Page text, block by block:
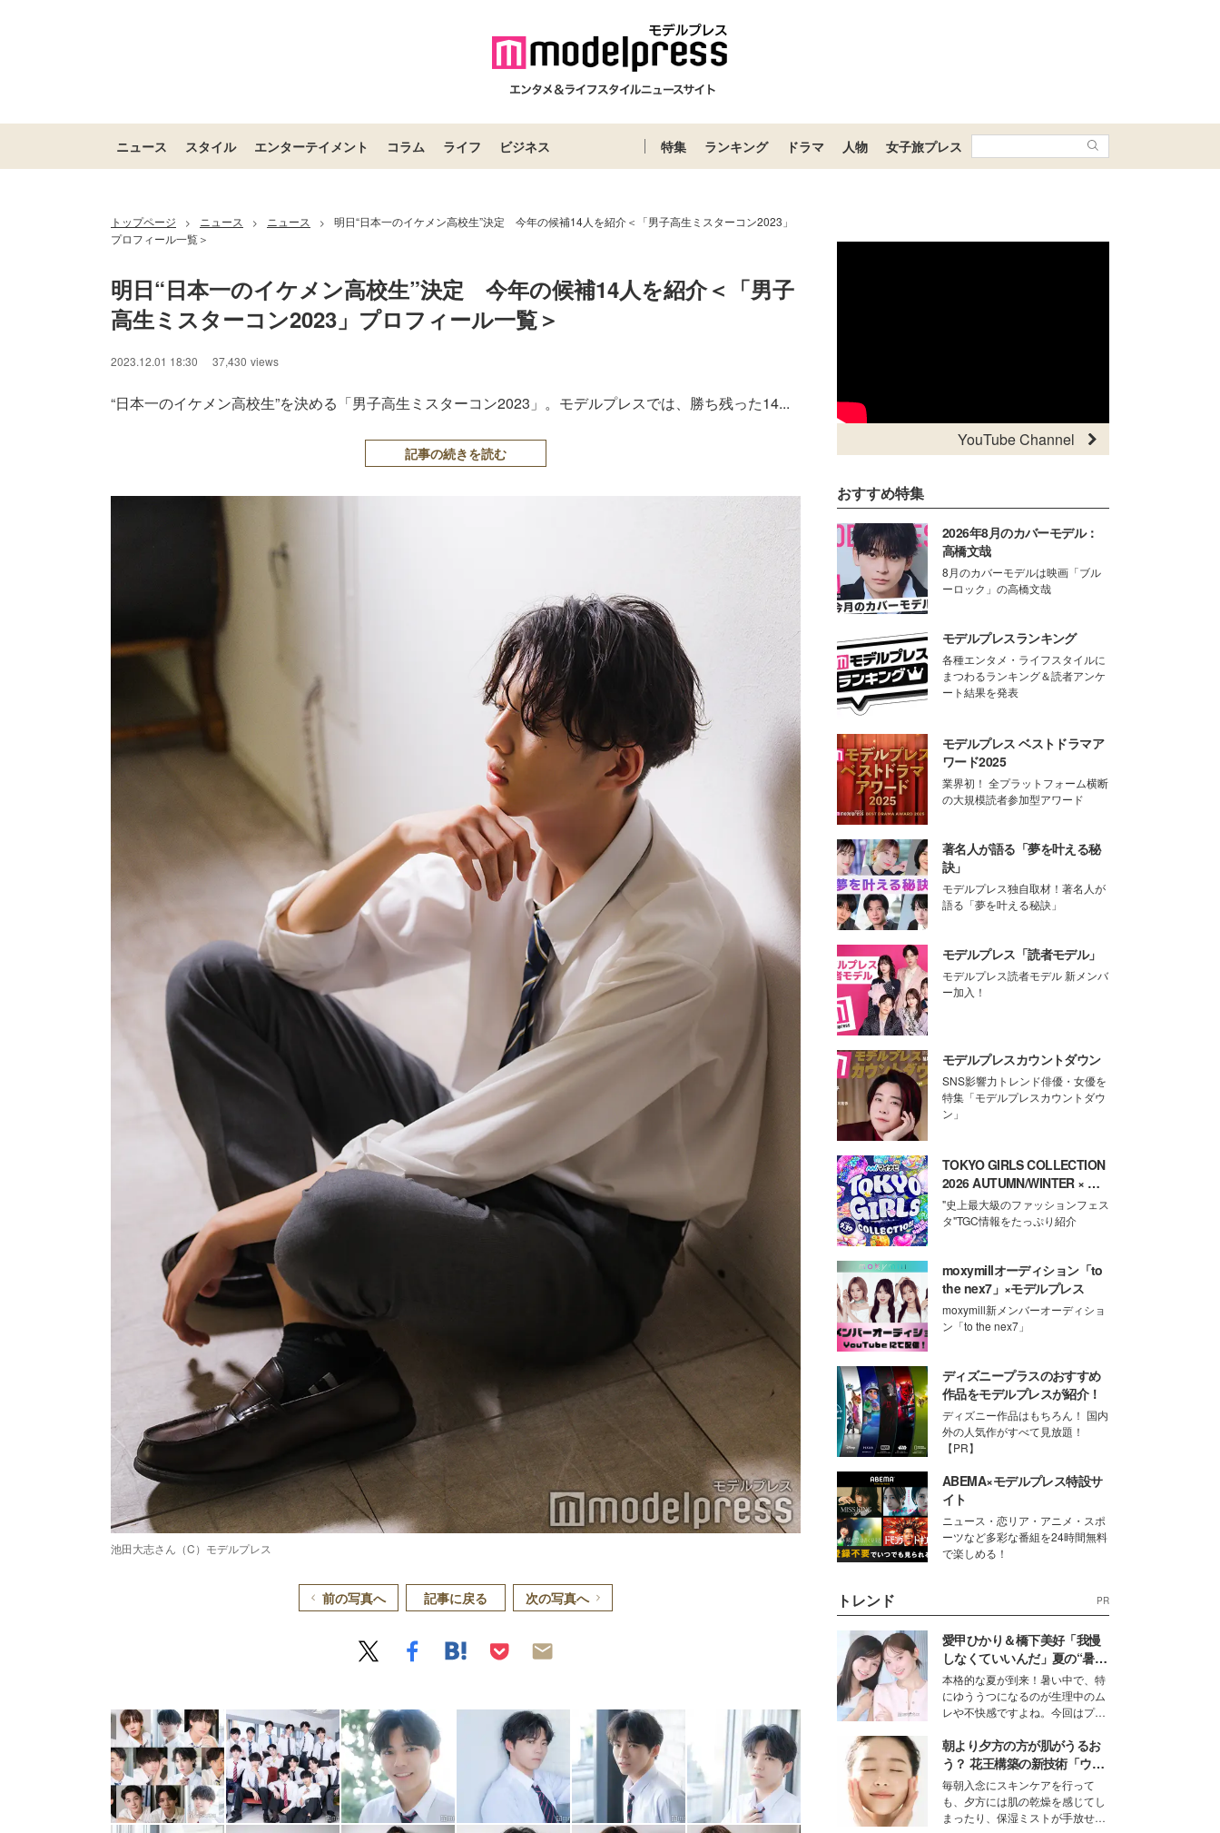
ニュース スタイル エンターテイメント コラム ライフ ビジネス 特集 ランキング ドラマ 人物 女子旅プレス
トップページ > ニュース > ニュース >
明日“日本一のイケメン高校生”決定 今年の候補14人を紹介＜「男子高生ミスターコン2023」
プロフィール一覧＞
明日“日本一のイケメン高校生”決定　今年の候補14人を紹介＜「男子
高生ミスターコン2023」プロフィール一覧＞
2023.12.01 18:30 37,430 views
“日本一のイケメン高校生”を決める「男子高生ミスターコン2023」。モデルプレスでは、勝ち残った14...
記事の続きを読む
池田大志さん（C）モデルプレス
前の写真へ 記事に戻る 次の写真へ
YouTube Channel
おすすめ特集
2026年8月のカバーモデル：
高橋文哉
8月のカバーモデルは映画「ブル
ーロック」の高橋文哉
モデルプレスランキング
各種エンタメ・ライフスタイルに
まつわるランキング＆読者アンケ
ート結果を発表
モデルプレス ベストドラマア
ワード2025
業界初！ 全プラットフォーム横断
の大規模読者参加型アワード
著名人が語る「夢を叶える秘
訣」
モデルプレス独自取材！著名人が
語る「夢を叶える秘訣」
モデルプレス「読者モデル」
モデルプレス読者モデル 新メンバ
ー加入！
モデルプレスカウントダウン
SNS影響力トレンド俳優・女優を
特集「モデルプレスカウントダウ
ン」
TOKYO GIRLS COLLECTION
2026 AUTUMN/WINTER × モ
デルプレス
"史上最大級のファッションフェス
タ"TGC情報をたっぷり紹介
moxymillオーディション「to
the nex7」×モデルプレス
moxymill新メンバーオーディショ
ン「to the nex7」
ディズニープラスのおすすめ
作品をモデルプレスが紹介！
ディズニー作品はもちろん！ 国内
外の人気作がすべて見放題！
【PR】
ABEMA×モデルプレス特設サ
イト
ニュース・恋リア・アニメ・スポ
ーツなど多彩な番組を24時間無料
で楽しめる！
トレンド PR
愛甲ひかり＆橋下美好「我慢
しなくていいんだ」夏の“暑さ
対策”の新しい選択肢とは？
本格的な夏が到来！暑い中で、特
にゆううつになるのが生理中のム
レや不快感ですよね。今回はプラ
モデル・愛甲ひかりさんと橋下美
好さんを迎えて本音で女子会トー
ク。猛暑のお出かけを快適に過ご
すヒントや、2人が感動した夏の
生理の新常識にも迫りました。
朝より夕方の方が肌がうるお
う？ 花王構築の新技術「ウォ
ーターキャプチャリングスキ
ン（捕水肌）」がスキンケア
の常識を変える予感
毎朝入念にスキンケアを行って
も、夕方には肌の乾燥を感じてし
まったり、保湿ミストが手放せな